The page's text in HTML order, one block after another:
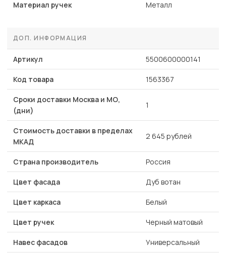
Материал ручек Металл
ДОП. ИНФОРМАЦИЯ
Артикул 5500600000141
Код товара 1563367
Сроки доставки Москва и МО,
(дни)
1
Стоимость доставки в пределах
МКАД
2 645 рублей
Страна производитель Россия
Цвет фасада Дуб вотан
Цвет каркаса Белый
Цвет ручек Черный матовый
Навес фасадов Универсальный